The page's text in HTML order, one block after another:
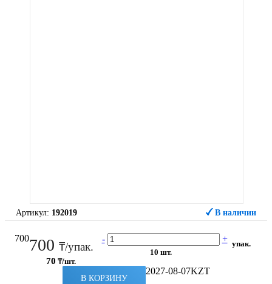
Артикул: 192019 В наличии
700700 ₸/упак.
70 ₸/шт.
- +
10 шт.
упак.
В КОРЗИНУ
2027-08-07KZT